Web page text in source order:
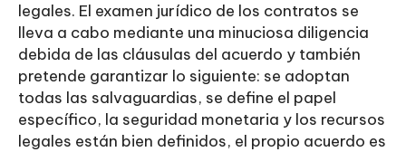
legales. El examen jurídico de los contratos se
lleva a cabo mediante una minuciosa diligencia
debida de las cláusulas del acuerdo y también
pretende garantizar lo siguiente: se adoptan
todas las salvaguardias, se define el papel
específico, la seguridad monetaria y los recursos
legales están bien definidos, el propio acuerdo es